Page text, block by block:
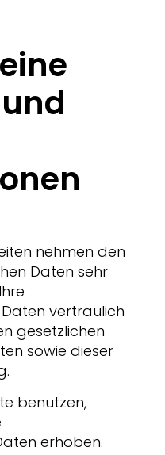
nehmen den
Daten sehr
vertraulich
gesetzlichen
sowie dieser
benutzen,
erhoben.